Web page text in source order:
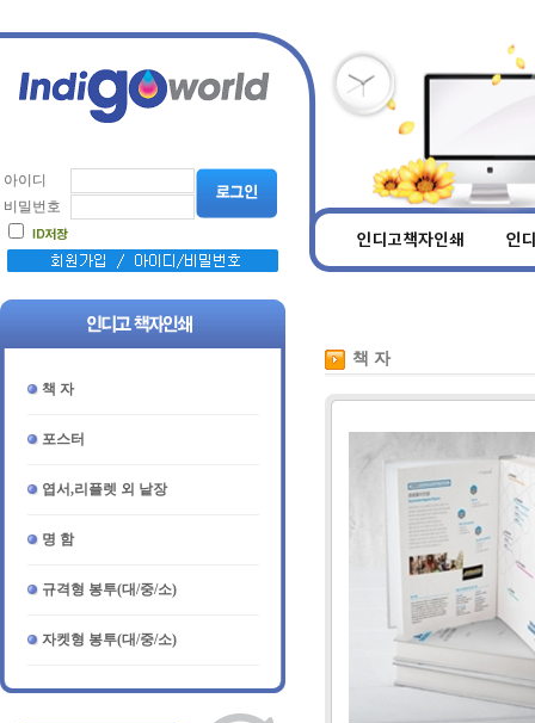
아이디
비밀번호
책 자
포스터
엽서,리플렛 외 낱장
명 함
규격형 봉투(대/중/소)
자켓형 봉투(대/중/소)
책 자